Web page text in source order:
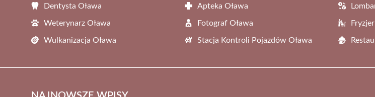
Dentysta Oława Apteka Oława
Weterynarz Oława Fotograf Oława
Wulkanizacja Oława Stacja Kontroli Pojazdów Oława